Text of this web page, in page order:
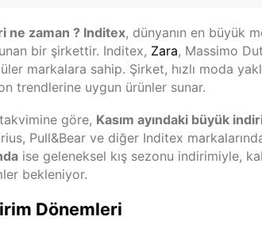
ne zaman ? Inditex, dünyanın en büyük
bir şirkettir. Inditex, Zara, Massimo
markalara sahip. Şirket, hızlı moda
trendlerine uygun ürünler sunar.
göre, Kasım ayındaki büyük
Pull&Bear ve diğer Inditex
ise geleneksel kış sezonu indirimiyle,
bekleniyor.
Dönemleri